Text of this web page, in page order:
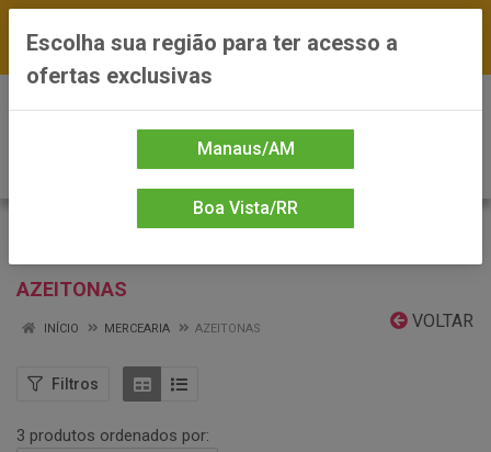
*Preços exclusivos do site — Entrega em até 24h
AZEITONAS
VOLTAR
INÍCIO MERCEARIA AZEITONAS
Filtros
3 produtos ordenados por:
Escolha sua região para ter acesso a
ofertas exclusivas
Manaus/AM
Boa Vista/RR